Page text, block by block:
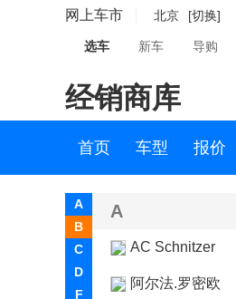
网上车市 北京 [切换]
选车 新车 导购
经销商库
首页 车型 报价
A
B
C
D
F
A
AC Schnitzer
阿尔法.罗密欧